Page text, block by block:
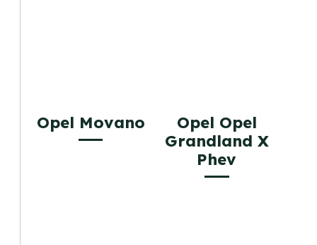
Opel Movano
Opel Opel
Grandland X
Phev